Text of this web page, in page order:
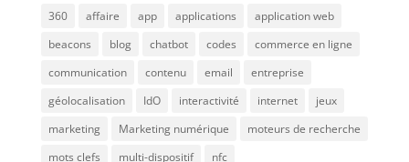
360 affaire app applications
application web
beacons
blog chatbot codes
commerce en ligne
communication
contenu email
entreprise
géolocalisation
IdO interactivité internet
jeux
marketing
Marketing numérique
moteurs de recherche
mots clefs
multi-dispositif
nfc